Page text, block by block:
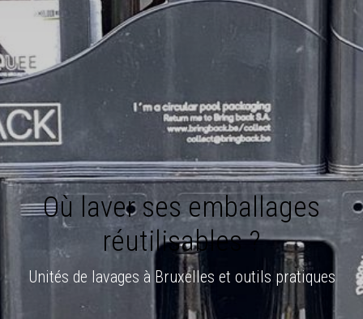
Où laver ses emballages
réutilisables ?
Unités de lavages à Bruxelles et outils pratiques